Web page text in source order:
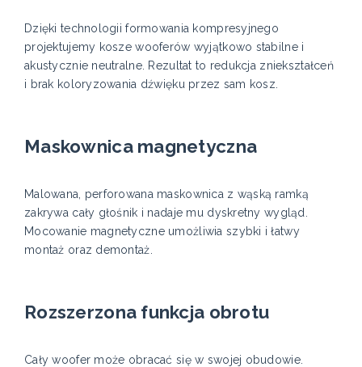
Dzięki technologii formowania kompresyjnego
projektujemy kosze wooferów wyjątkowo stabilne i
akustycznie neutralne. Rezultat to redukcja zniekształceń
i brak koloryzowania dźwięku przez sam kosz.
Maskownica magnetyczna
Malowana, perforowana maskownica z wąską ramką
zakrywa cały głośnik i nadaje mu dyskretny wygląd.
Mocowanie magnetyczne umożliwia szybki i łatwy
montaż oraz demontaż.
Rozszerzona funkcja obrotu
Cały woofer może obracać się w swojej obudowie.